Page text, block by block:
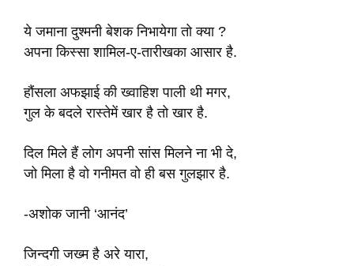
ये जमाना दुश्मनी बेशक निभायेगा तो क्या ?
अपना किस्सा शामिल-ए-तारीखका आसार है.
हौंसला अफझाई की ख्वाहिश पाली थी मगर,
गुल के बदले रास्तेमें खार है तो खार है.
दिल मिले हैं लोग अपनी सांस मिलने ना भी दे,
जो मिला है वो गनीमत वो ही बस गुलझार है.
-अशोक जानी ‘आनंद’
जिन्दगी जख्म है अरे यारा,